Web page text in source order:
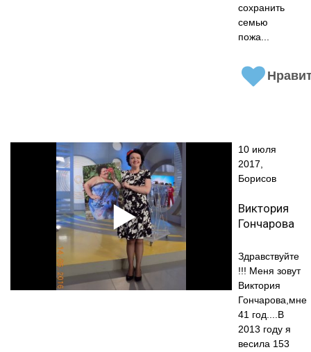
сохранить
семью
пожа...
10 июля
2017,
Борисов
Виктория
Гончарова
Здравствуйте
!!! Меня зовут
Виктория
Гончарова,мне
41 год....В
2013 году я
весила 153